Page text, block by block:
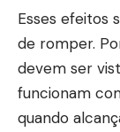
Esses efeitos
de romper.
devem ser
funcionam
quando